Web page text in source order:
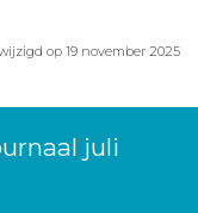
op 19 november 2025
juli